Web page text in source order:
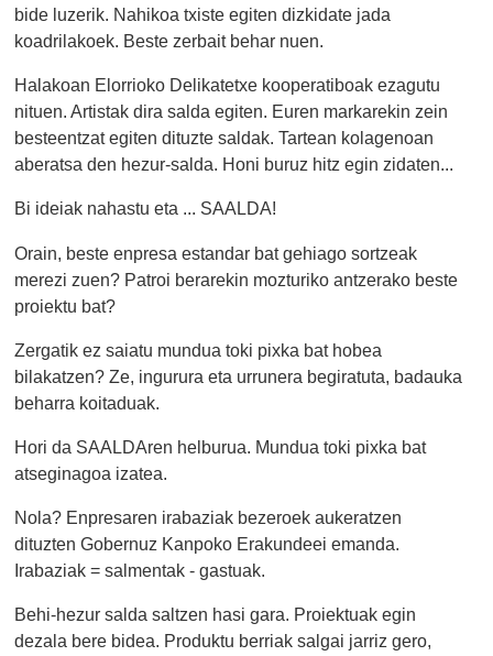
bide luzerik. Nahikoa txiste egiten dizkidate jada
koadrilakoek. Beste zerbait behar nuen.
Halakoan Elorrioko Delikatetxe kooperatiboak ezagutu
nituen. Artistak dira salda egiten. Euren markarekin zein
besteentzat egiten dituzte saldak. Tartean kolagenoan
aberatsa den hezur-salda. Honi buruz hitz egin zidaten...
Bi ideiak nahastu eta ... SAALDA!
Orain, beste enpresa estandar bat gehiago sortzeak
merezi zuen? Patroi berarekin mozturiko antzerako beste
proiektu bat?
Zergatik ez saiatu mundua toki pixka bat hobea
bilakatzen? Ze, ingurura eta urrunera begiratuta, badauka
beharra koitaduak.
Hori da SAALDAren helburua. Mundua toki pixka bat
atseginagoa izatea.
Nola? Enpresaren irabaziak bezeroek aukeratzen
dituzten Gobernuz Kanpoko Erakundeei emanda.
Irabaziak = salmentak - gastuak.
Behi-hezur salda saltzen hasi gara. Proiektuak egin
dezala bere bidea. Produktu berriak salgai jarriz gero,